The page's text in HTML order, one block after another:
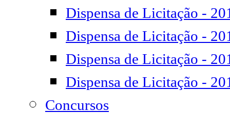
Dispensa de Licitação -
Dispensa de Licitação -
Dispensa de Licitação -
Dispensa de Licitação -
Concursos